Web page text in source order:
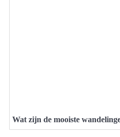
Wat zijn de mooiste